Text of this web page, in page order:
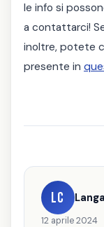
le info si
a contattarci!
inoltre, potete
presente in
LC
12 aprile 2024